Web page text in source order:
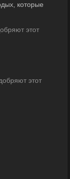
которые
этот
этот